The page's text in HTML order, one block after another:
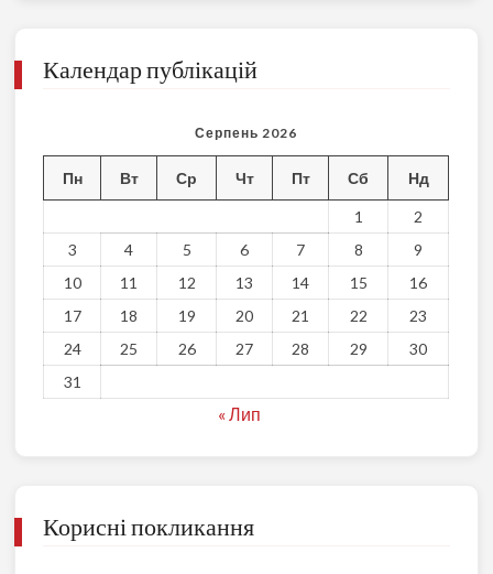
Календар публікацій
Серпень 2026
Пн Вт Ср Чт Пт Сб Нд
1
2
3
4 5 6 7 8
9
10
11 12 13 14 15
16
17
18 19 20 21 22
23
24
25 26 27 28 29
30
31
« Лип
Корисні покликання